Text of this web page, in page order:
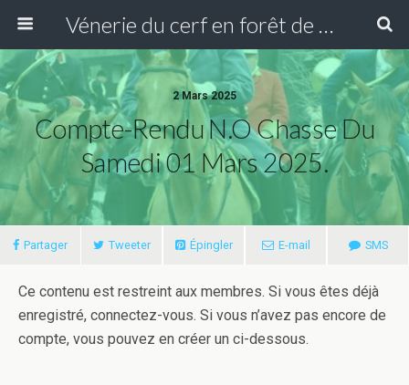
Vénerie du cerf en forêt de Compiègne
2 Mars 2025
Compte-Rendu N.O Chasse Du
Samedi 01 Mars 2025.
Partager Tweeter Épingler E-mail SMS
Ce contenu est restreint aux membres. Si vous êtes déjà
enregistré, connectez-vous. Si vous n’avez pas encore de
compte, vous pouvez en créer un ci-dessous.